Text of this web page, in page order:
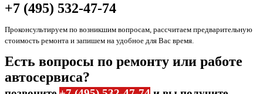
+7 (495) 532-47-74
Проконсультируем по возникшим вопросам, рассчитаем предварительную
стоимость ремонта и запишем на удобное для Вас время.
Есть вопросы по ремонту или работе
автосервиса?